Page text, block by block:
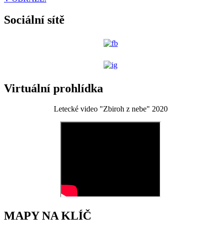
Sociální sítě
Virtuální prohlídka
Letecké video "Zbiroh z nebe" 2020
MAPY NA KLÍČ